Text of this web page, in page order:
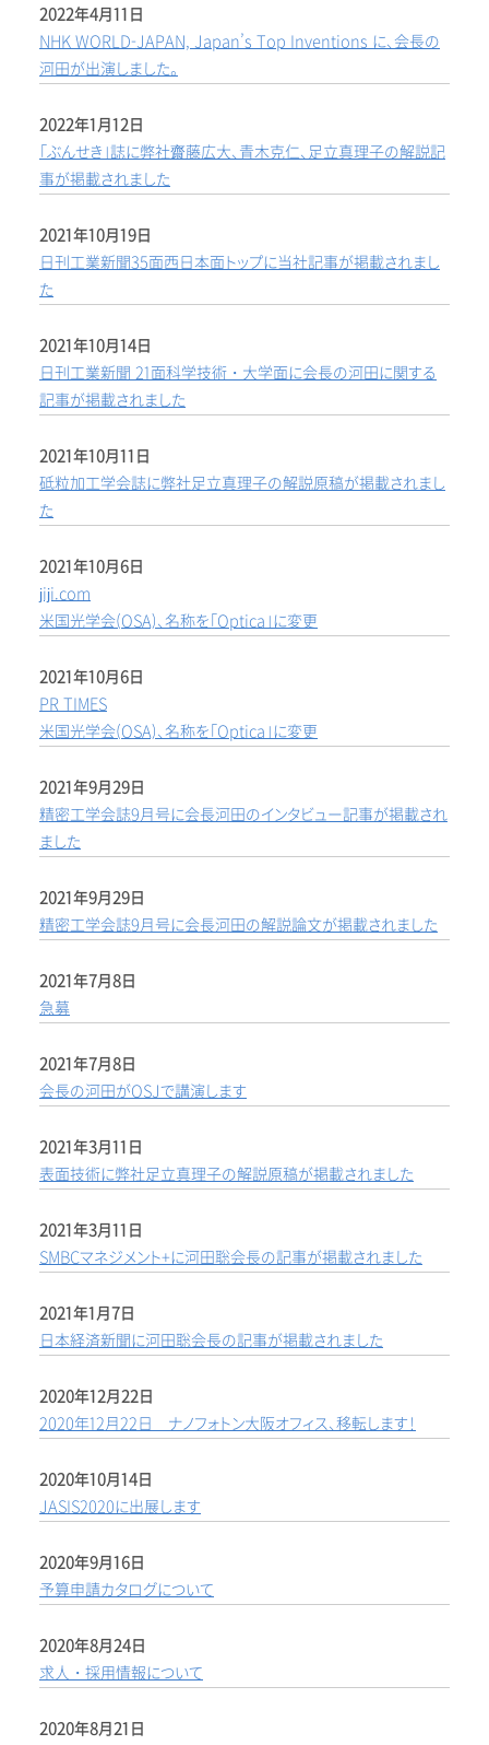
2022年4月11日
NHK WORLD-JAPAN, Japan’s Top Inventions に、会長の
河田が出演しました。
2022年1月12日
「ぶんせき」誌に弊社齋藤広大、青木克仁、足立真理子の解説記
事が掲載されました
2021年10月19日
日刊工業新聞35面西日本面トップに当社記事が掲載されまし
た
2021年10月14日
日刊工業新聞 21面科学技術・大学面に会長の河田に関する
記事が掲載されました
2021年10月11日
砥粒加工学会誌に弊社足立真理子の解説原稿が掲載されまし
た
2021年10月6日
jiji.com
米国光学会(OSA)、名称を「Optica」に変更
2021年10月6日
PR TIMES
米国光学会(OSA)、名称を「Optica」に変更
2021年9月29日
精密工学会誌9月号に会長河田のインタビュー記事が掲載され
ました
2021年9月29日
精密工学会誌9月号に会長河田の解説論文が掲載されました
2021年7月8日
急募
2021年7月8日
会長の河田がOSJで講演します
2021年3月11日
表面技術に弊社足立真理子の解説原稿が掲載されました
2021年3月11日
SMBCマネジメント+に河田聡会長の記事が掲載されました
2021年1月7日
日本経済新聞に河田聡会長の記事が掲載されました
2020年12月22日
2020年12月22日 ナノフォトン大阪オフィス、移転します！
2020年10月14日
JASIS2020に出展します
2020年9月16日
予算申請カタログについて
2020年8月24日
求人・採用情報について
2020年8月21日